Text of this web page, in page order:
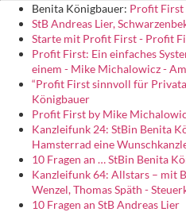
Benita Königbauer: Profit First
StB Andreas Lier,
Starte mit Profit First - Profit
Profit First: Ein einfaches
einem - Mike Michalowicz -
“Profit First sinnvoll für
Königbauer
Profit First by Mike
Kanzleifunk 24: StBin Benita
Hamsterrad eine
10 Fragen an … StBin Benita
Kanzleifunk 64: Allstars – mit
Wenzel, Thomas Späth -
10 Fragen an StB Andreas Lier